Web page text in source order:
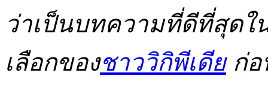
ว่าเป็นบทความที่ดีที่สุดใ
เลือกของชาววิกิพีเดียก่อ